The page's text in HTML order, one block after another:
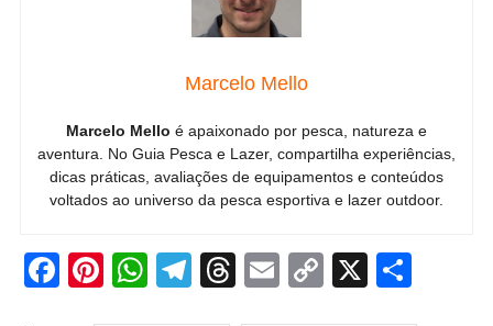
Marcelo Mello
Marcelo Mello é apaixonado por pesca, natureza e
aventura. No Guia Pesca e Lazer, compartilha experiências,
dicas práticas, avaliações de equipamentos e conteúdos
voltados ao universo da pesca esportiva e lazer outdoor.
Facebook
Pinterest
WhatsApp
Telegram
Threads
EmailCopy
X